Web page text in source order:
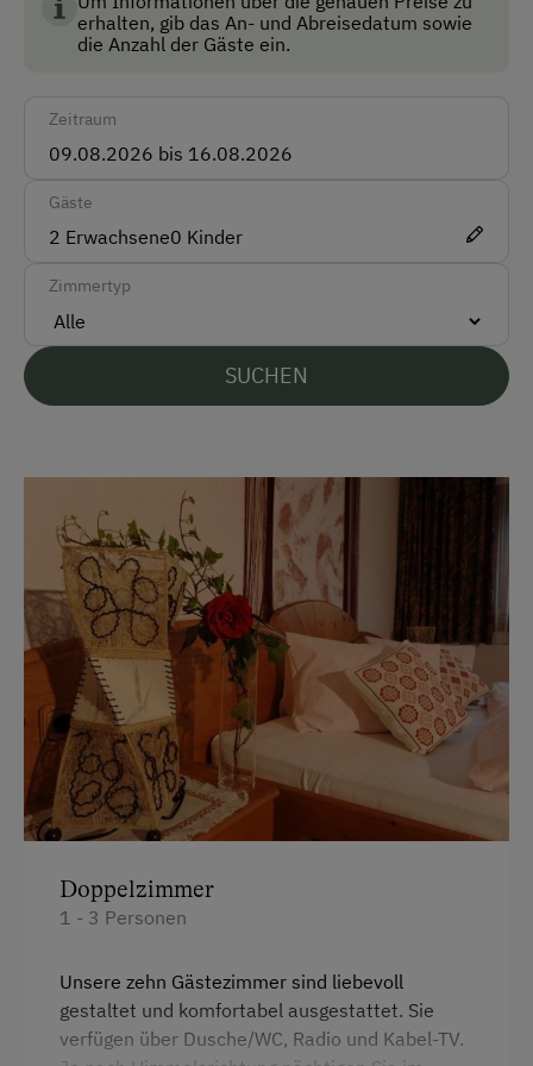
Multimedia (Sat-TV)
Rezeption
Skiraum
Skischuhtrockner
Auto
Zug
Akzeptierte Zahlungsmittel
Barzahlung
EC-Karte / Bankomatkarte (Maestro)
Überweisung / SEPA
Vor Ort gesprochene Sprachen
Deutsch
Englisch
Parken
Kostenlose Parkplätze
Motorradunterstellraum
Radunterstellmöglichkeit
Am Betrieb
erhalten, gib das An- und Abreisedatum sowie
die Anzahl der Gäste ein.
Zeitraum
Gäste
2 Erwachsene0 Kinder
Zimmertyp
SUCHEN
Doppelzimmer
1 - 3 Personen
Unsere zehn Gästezimmer sind liebevoll
gestaltet und komfortabel ausgestattet. Sie
verfügen über Dusche/WC, Radio und Kabel-TV.